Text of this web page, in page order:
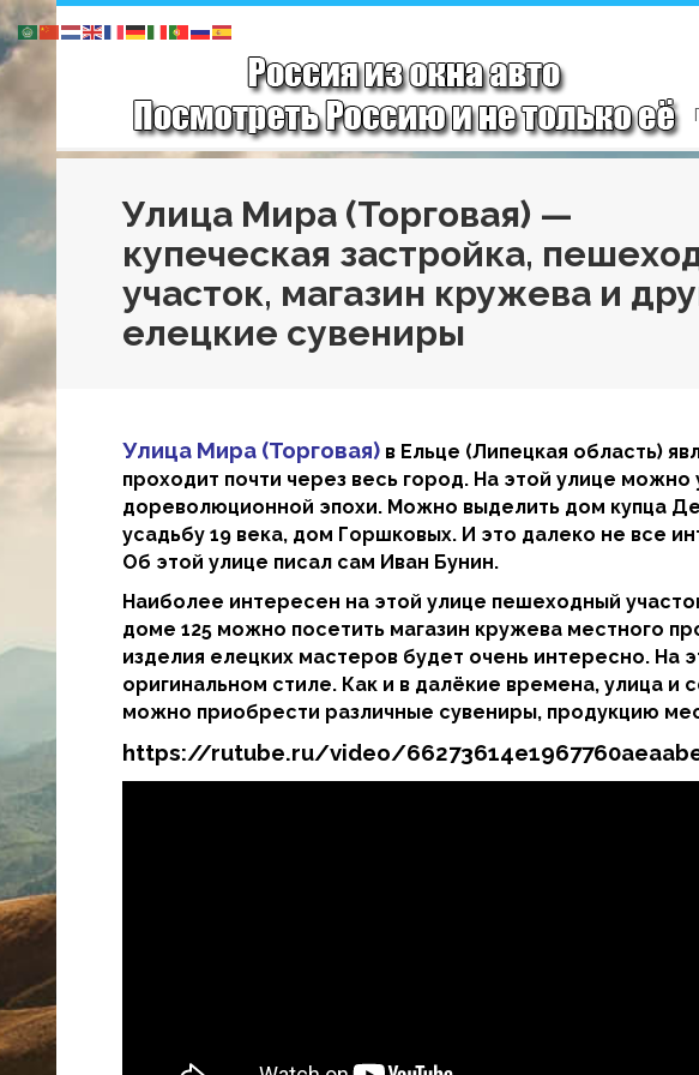
Улица Мира (Торговая) —
купеческая застройка,
участок, магазин кружева и
елецкие сувениры
Улица Мира (Торговая) в Ельце (Липецкая область)
проходит почти через весь город. На этой улице
дореволюционной эпохи. Можно выделить дом купца
усадьбу 19 века, дом Горшковых. И это далеко не все
Об этой улице писал сам Иван Бунин.
Наиболее интересен на этой улице пешеходный
доме 125 можно посетить магазин кружева местного
изделия елецких мастеров будет очень интересно. На
оригинальном стиле. Как и в далёкие времена, улица
можно приобрести различные сувениры, продукцию
https://rutube.ru/video/